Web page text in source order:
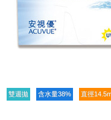
雙週拋 含水量38% 直徑